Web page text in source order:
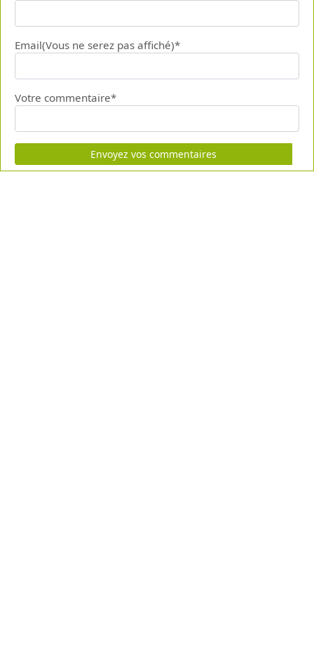
Email(Vous ne serez pas affiché)*
Votre commentaire*
Envoyez vos commentaires